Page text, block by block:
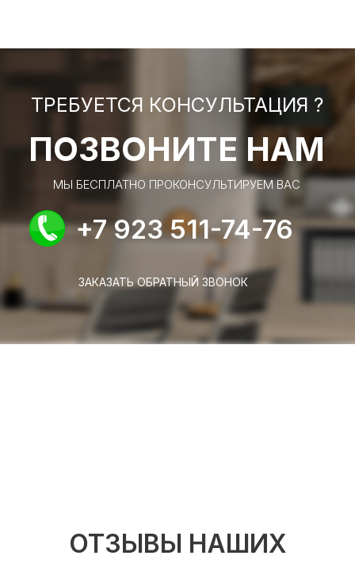
ТРЕБУЕТСЯ КОНСУЛЬТАЦИЯ ?
ПОЗВОНИТЕ НАМ
МЫ БЕСПЛАТНО ПРОКОНСУЛЬТИРУЕМ ВАС
+7 923 511-74-76
ЗАКАЗАТЬ ОБРАТНЫЙ ЗВОНОК
ОТЗЫВЫ НАШИХ